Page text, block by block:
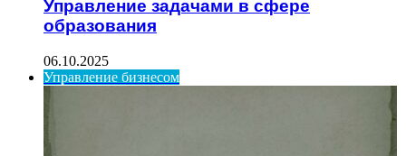
Управление задачами в сфере
образования
06.10.2025
Управление бизнесом